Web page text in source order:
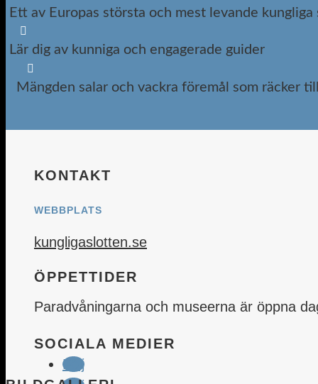
Ett av Europas största och mest levande kungliga

Lär dig av kunniga och engagerade guider

Mängden salar och vackra föremål som räcker
KONTAKT
WEBBPLATS
kungligaslotten.se
ÖPPETTIDER
Paradvåningarna och museerna är öppna
SOCIALA MEDIER
Följ